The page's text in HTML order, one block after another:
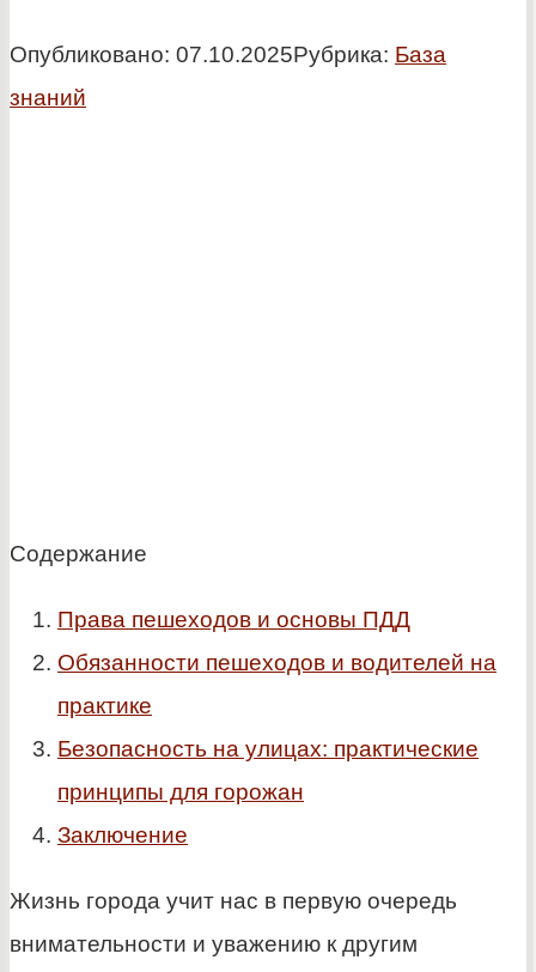
Опубликовано: 07.10.2025Рубрика: База
знаний
Содержание
Права пешеходов и основы ПДД
Обязанности пешеходов и водителей на
практике
Безопасность на улицах: практические
принципы для горожан
Заключение
Жизнь города учит нас в первую очередь
внимательности и уважению к другим